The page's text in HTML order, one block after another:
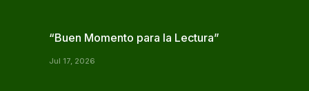
“Buen Momento para la Lectura”
Jul 17, 2026